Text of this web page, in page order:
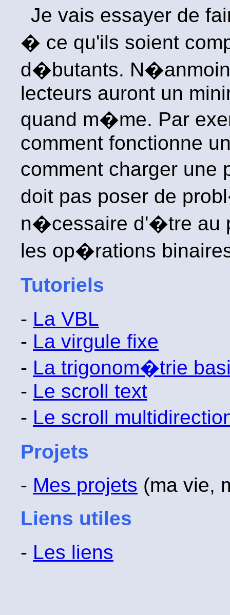
Je vais essayer de
� ce qu'ils soient
d�butants.
lecteurs auront un
quand m�me. Par
comment fonctionne
comment charger
doit pas poser de
n�cessaire d'�tre au
les op�rations
Tutoriels
- La VBL
- La virgule fixe
- La trigonom�trie
- Le scroll text
- Le scroll
Projets
- Mes projets (ma vie,
Liens utiles
- Les liens